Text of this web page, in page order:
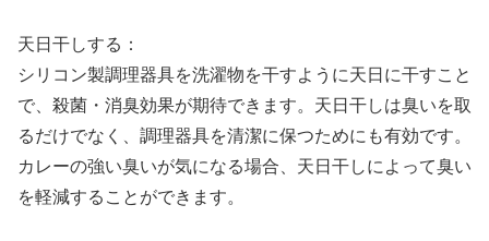
天日干しする：
シリコン製調理器具を洗濯物を干すように天日に干すこと
で、殺菌・消臭効果が期待できます。天日干しは臭いを取
るだけでなく、調理器具を清潔に保つためにも有効です。
カレーの強い臭いが気になる場合、天日干しによって臭い
を軽減することができます。